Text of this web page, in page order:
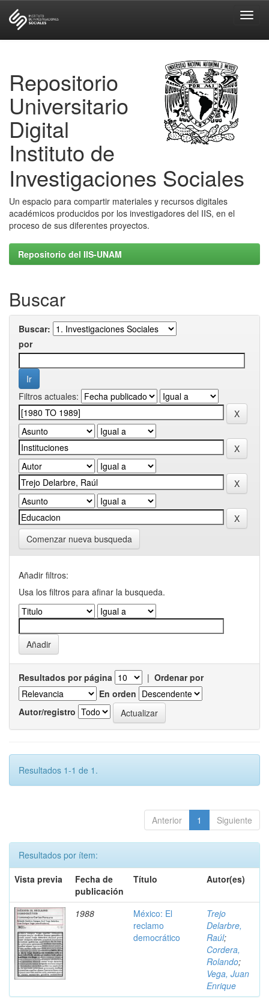
Repositorio
Universitario
Digital
Instituto de
Investigaciones Sociales
Un espacio para compartir materiales y recursos digitales
académicos producidos por los investigadores del IIS, en el
proceso de sus diferentes proyectos.
Repositorio del IIS-UNAM
Buscar
Buscar:
por
Filtros actuales:
Comenzar nueva busqueda
Añadir filtros:
Usa los filtros para afinar la busqueda.
Resultados por página | Ordenar por
En orden
Autor/registro
Resultados 1-1 de 1.
Anterior 1 Siguiente
Resultados por ítem:
Vista previa
Fecha de
publicación
Título Autor(es)
1988
México: El
reclamo
democrático
Trejo
Delarbre,
Raúl;
Cordera,
Rolando;
Vega, Juan
Enrique